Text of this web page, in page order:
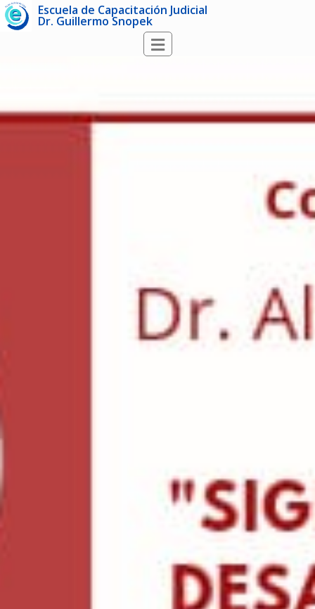
Escuela de Capacitación Judicial
Dr. Guillermo Snopek